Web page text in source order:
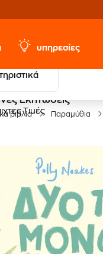
υπηρεσίες
Εκπτώσεις
Τιμές
βιβλία Παραμύθια